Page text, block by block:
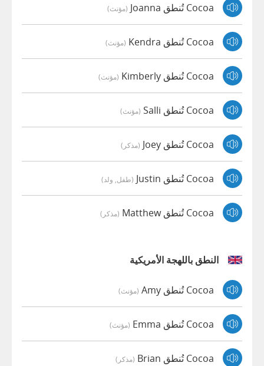
Cocoa تُنطق Joanna (مؤنث)
Cocoa تُنطق Kendra (مؤنث)
Cocoa تُنطق Kimberly (مؤنث)
Cocoa تُنطق Salli (مؤنث)
Cocoa تُنطق Joey (مذكر)
Cocoa تُنطق Justin (طفل, ولد)
Cocoa تُنطق Matthew (مذكر)
النطق باللهجة الأمريكية
Cocoa تُنطق Amy (مؤنث)
Cocoa تُنطق Emma (مؤنث)
Cocoa تُنطق Brian (مذكر)